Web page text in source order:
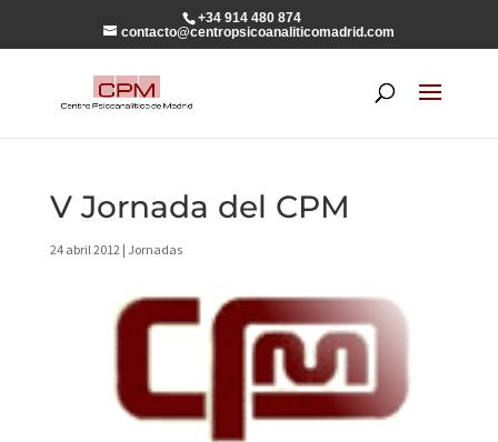
+34 914 480 874
contacto@centropsicoanaliticomadrid.com
V Jornada del CPM
24 abril 2012| Jornadas